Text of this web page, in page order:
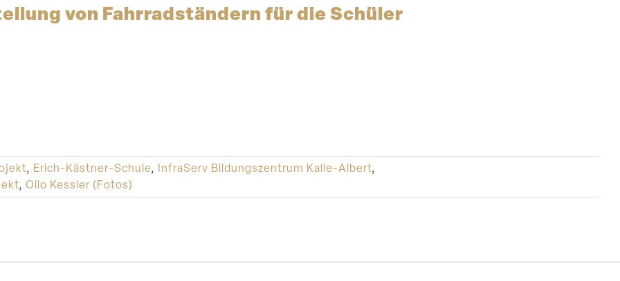
von Fahrrad­ständern für die Schüler
, Erich-Kästner-Schule, InfraServ Bildungszentrum Kalle-Albert,
, Ollo Kessler (Fotos)